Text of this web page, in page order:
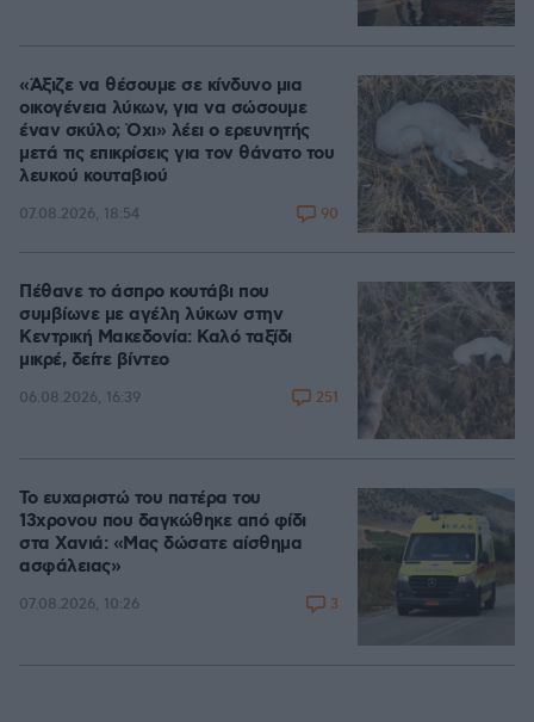
«Άξιζε να θέσουμε σε κίνδυνο μια
οικογένεια λύκων, για να σώσουμε
έναν σκύλο; Όχι» λέει ο ερευνητής
μετά τις επικρίσεις για τον θάνατο του
λευκού κουταβιού
07.08.2026, 18:54 90
Πέθανε το άσπρο κουτάβι που
συμβίωνε με αγέλη λύκων στην
Κεντρική Μακεδονία: Καλό ταξίδι
μικρέ, δείτε βίντεο
06.08.2026, 16:39 251
Το ευχαριστώ του πατέρα του
13χρονου που δαγκώθηκε από φίδι
στα Χανιά: «Μας δώσατε αίσθημα
ασφάλειας»
07.08.2026, 10:26 3